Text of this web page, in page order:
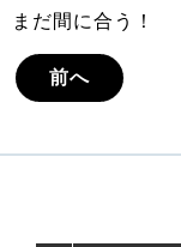
まだ間に合う！
前へ